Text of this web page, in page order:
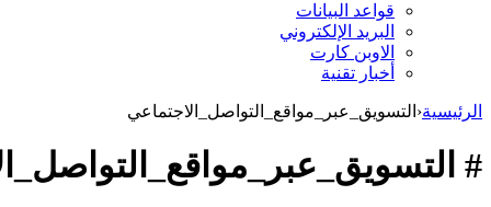
قواعد البيانات
البريد الإلكتروني
الاوبن كارت
أخبار تقنية
الرئيسية‹ التسويق_عبر_مواقع_التواصل_الاجتماعي
#